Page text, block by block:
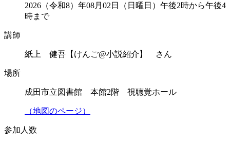
2026（令和8）年08月02日（日曜日）午後2時から午後4
時まで
講師
紙上 健吾【けんご@小説紹介】 さん
場所
成田市立図書館 本館2階 視聴覚ホール
（地図のページ）
参加人数